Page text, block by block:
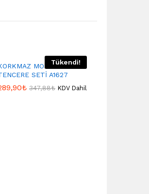
Tükendi!
MONA JR
SETİ A1627
₺ 347,88₺ KDV Dahil